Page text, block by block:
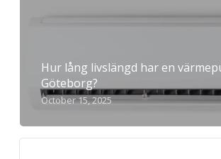
Hur lång livslängd har en
Göteborg?
October 15, 2025